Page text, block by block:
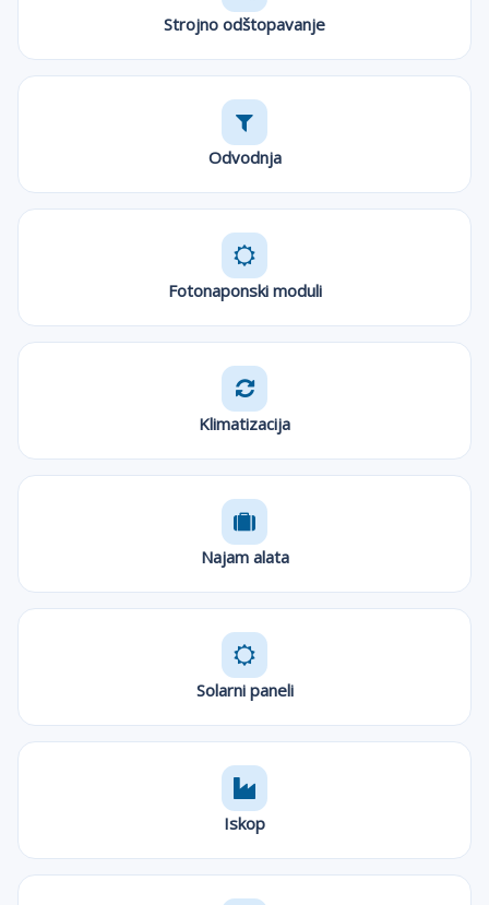
Strojno odštopavanje
Odvodnja
Fotonaponski moduli
Klimatizacija
Najam alata
Solarni paneli
Iskop